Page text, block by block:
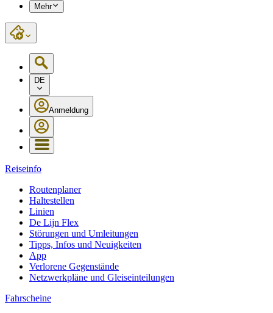
Mehr
DE
Anmeldung
Reiseinfo
Routenplaner
Haltestellen
Linien
De Lijn Flex
Störungen und Umleitungen
Tipps, Infos und Neuigkeiten
App
Verlorene Gegenstände
Netzwerkpläne und Gleiseinteilungen
Fahrscheine